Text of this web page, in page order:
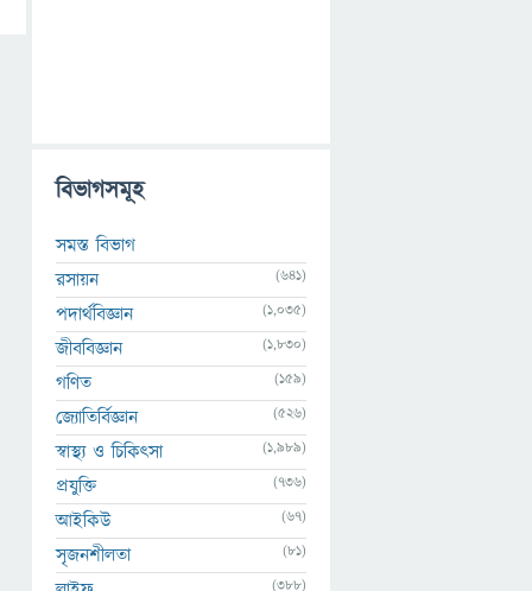
বিভাগসমূহ
সমস্ত বিভাগ
রসায়ন
(641)
পদার্থবিজ্ঞান (1,035)
জীববিজ্ঞান (1,830)
গণিত (159)
জ্যোতির্বিজ্ঞান (526)
স্বাস্থ্য ও চিকিৎসা (1,989)
প্রযুক্তি (736)
আইকিউ (67)
সৃজনশীলতা (81)
(388)